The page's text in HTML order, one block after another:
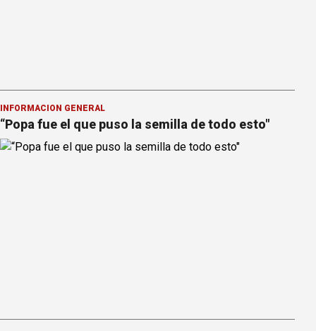
INFORMACION GENERAL
“Popa fue el que puso la semilla de todo esto"